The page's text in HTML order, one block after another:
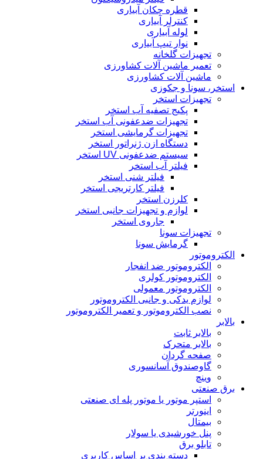
قطره چکان آبیاری
کنترلر آبیاری
لوله آبیاری
نوار تیپ آبیاری
تجهیزات گلخانه
تعمیر ماشین آلات کشاورزی
ماشین آلات کشاورزی
استخر، سونا و جکوزی
تجهیزات استخر
پکیج تصفیه آب استخر
تجهیزات ضدعفونی آب استخر
تجهیزات گرمایشی استخر
دستگاه ازن ژنراتور استخر
سیستم ضدعفونی UV استخر
فیلتر آب استخر
فیلتر شنی استخر
فیلتر کارتریجی استخر
کلرزن استخر
لوازم و تجهیزات جانبی استخر
جاروی استخر
تجهیزات سونا
گرمایش سونا
الکتروموتور
الکتروموتور ضد انفجار
الکتروموتور کولری
الکتروموتور معمولی
لوازم یدکی و جانبی الکتروموتور
نصب الکتروموتور و تعمیر الکتروموتور
بالابر
بالابر ثابت
بالابر متحرک
صفحه گردان
گاوصندوق آسانسوری
وینچ
برق صنعتی
استپر موتور یا موتور پله ای صنعتی
اینورتر
بیمتال
پنل خورشیدی یا سولار
تابلو برق
دسته بندی بر اساس کاربری